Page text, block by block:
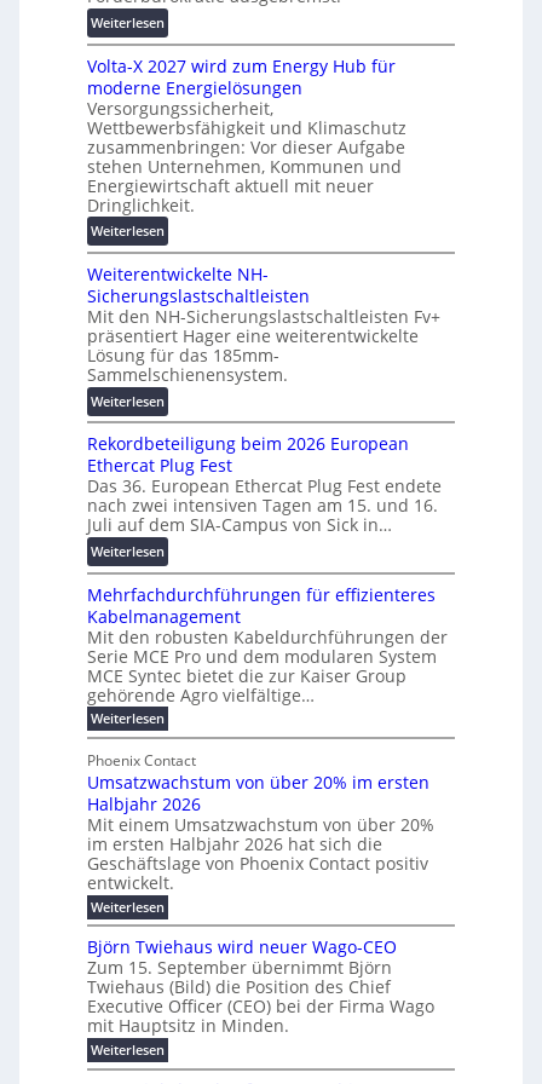
g
s
l
ö
s
u
n
g
e
n
u
t
z
u
n
d
d
i
g
i
t
a
l
e
T
r
a
n
s
p
a
r
e
n
z
Weiterlesen:
M
a
s
c
h
i
n
e
n
b
a
u
:
F
o
r
s
c
h
u
n
g
s
f
ö
e
r
u
n
g
b
r
a
u
c
h
t
m
e
r
T
e
m
p
o
Volta-X 2027 wird zum Energy Hub für
moderne Energielösungen
Versorgungssicherheit,
Wettbewerbsfähigkeit und Klimaschutz
zusammenbringen: Vor dieser Aufgabe
stehen Unternehmen, Kommunen und
Energiewirtschaft aktuell mit neuer
Dringlichkeit.
Weiterlesen:
V
o
l
t
a
-
X
2
0
2
7
w
i
r
d
z
u
m
E
n
e
r
g
u
b
f
ü
r
m
o
d
e
r
n
e
E
Weiterentwickelte NH-
Sicherungslastschaltleisten
Mit den NH-Sicherungslastschaltleisten Fv+
präsentiert Hager eine weiterentwickelte
Lösung für das 185mm-
Sammelschienensystem.
Weiterlesen:
W
e
i
t
e
r
e
n
t
w
i
c
k
e
l
e
N
H
-
S
i
c
h
e
r
u
n
g
s
l
Rekordbeteiligung beim 2026 European
Ethercat Plug Fest
Das 36. European Ethercat Plug Fest endete
nach zwei intensiven Tagen am 15. und 16.
Juli auf dem SIA-Campus von Sick in…
Weiterlesen:
R
e
k
o
r
d
b
e
e
i
l
i
g
u
n
g
b
e
i
m
2
0
2
Mehrfachdurchführungen für effizienteres
Kabelmanagement
Mit den robusten Kabeldurchführungen der
Serie MCE Pro und dem modularen System
MCE Syntec bietet die zur Kaiser Group
gehörende Agro vielfältige…
Weiterlesen:
M
h
r
f
a
c
h
d
u
r
c
f
ü
h
u
n
g
e
Phoenix Contact
Umsatzwachstum von über 20% im ersten
Halbjahr 2026
Mit einem Umsatzwachstum von über 20%
im ersten Halbjahr 2026 hat sich die
Geschäftslage von Phoenix Contact positiv
entwickelt.
Weiterlesen:
U
m
s
a
t
w
a
c
h
Björn Twiehaus wird neuer Wago-CEO
Zum 15. September übernimmt Björn
Twiehaus (Bild) die Position des Chief
Executive Officer (CEO) bei der Firma Wago
mit Hauptsitz in Minden.
Weiterlesen:
B